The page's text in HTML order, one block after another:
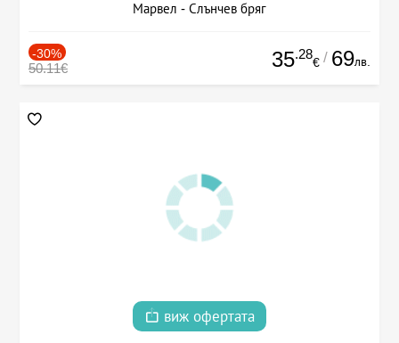
Марвел - Слънчев бряг
-30%
50.11€ 35.28
€ / 69лв.
виж офертата